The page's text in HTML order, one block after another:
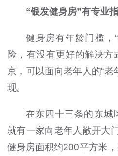
“银发健身房”有专业
健身房有年龄门槛，
险，有没有更好的解决方
京，可以面向老年人的“老
现。
在东四十三条的东城
就有一家向老年人敞开大
健身房面积约200平方米